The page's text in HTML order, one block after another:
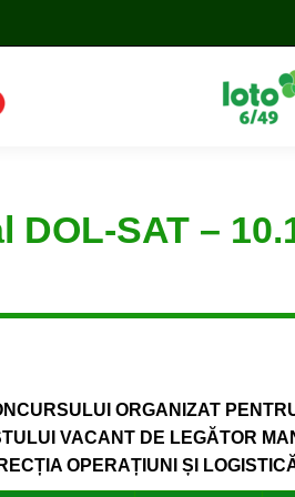
SAT –
ORGANIZAT
VACANT DE LEGĂTOR
OPERAȚIUNI ȘI